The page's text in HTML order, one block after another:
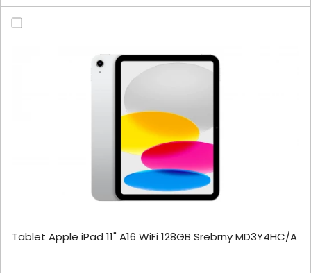
Tablet Apple iPad 11" A16 WiFi 128GB Srebrny MD3Y4HC/A